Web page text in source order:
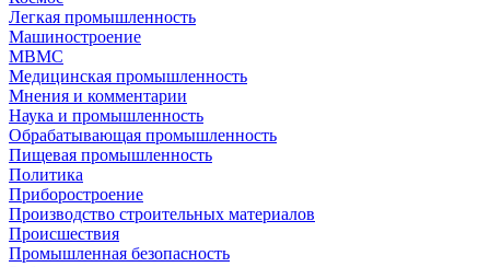
Легкая промышленность
Машиностроение
МВМС
Медицинская промышленность
Мнения и комментарии
Наука и промышленность
Обрабатывающая промышленность
Пищевая промышленность
Политика
Приборостроение
Производство строительных материалов
Происшествия
Промышленная безопасность